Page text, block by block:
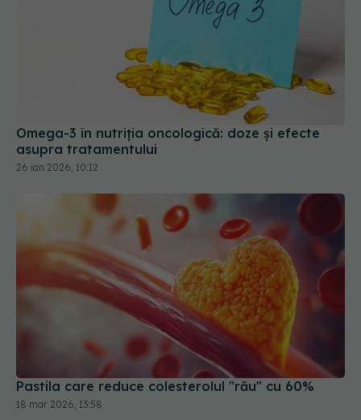
Omega-3 în nutriția oncologică: doze și efecte
asupra tratamentului
26 ian 2026, 10:12
Pastila care reduce colesterolul "rău" cu 60%
18 mar 2026, 13:58